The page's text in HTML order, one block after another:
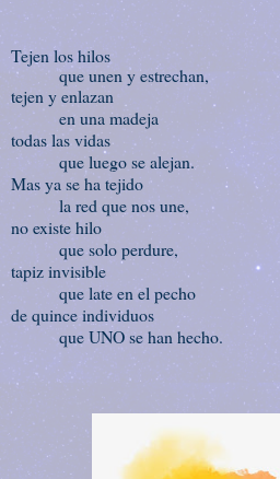
Tejen los hilos
que unen y estrechan,
tejen y enlazan
en una madeja
todas las vidas
que luego se alejan.
Mas ya se ha tejido
la red que nos une,
no existe hilo
que solo perdure,
tapiz invisible
que late en el pecho
de quince individuos
que UNO se han hecho.